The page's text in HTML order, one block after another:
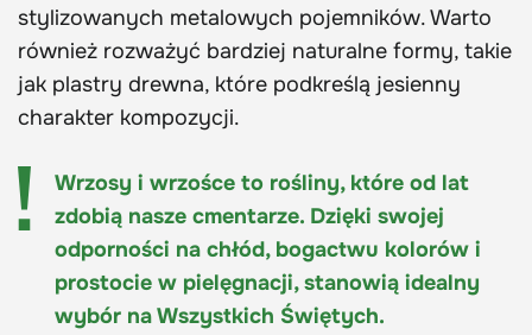
stylizowanych metalowych pojemników. Warto
również rozważyć bardziej naturalne formy, takie
jak plastry drewna, które podkreślą jesienny
charakter kompozycji.
Wrzosy i wrzośce to rośliny, które od lat
zdobią nasze cmentarze. Dzięki swojej
odporności na chłód, bogactwu kolorów i
prostocie w pielęgnacji, stanowią idealny
wybór na Wszystkich Świętych.